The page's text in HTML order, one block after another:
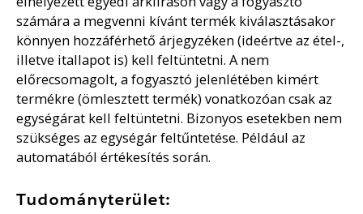
számára a megvenni kívánt termék kiválasztásakor
könnyen hozzáférhető árjegyzéken (ideértve az étel-,
illetve itallapot is) kell feltüntetni. A nem
előrecsomagolt, a fogyasztó jelenlétében kimért
termékre (ömlesztett termék) vonatkozóan csak az
egységárat kell feltüntetni. Bizonyos esetekben nem
szükséges az egységár feltűntetése. Például az
automatából értékesítés során.
Tudományterület: